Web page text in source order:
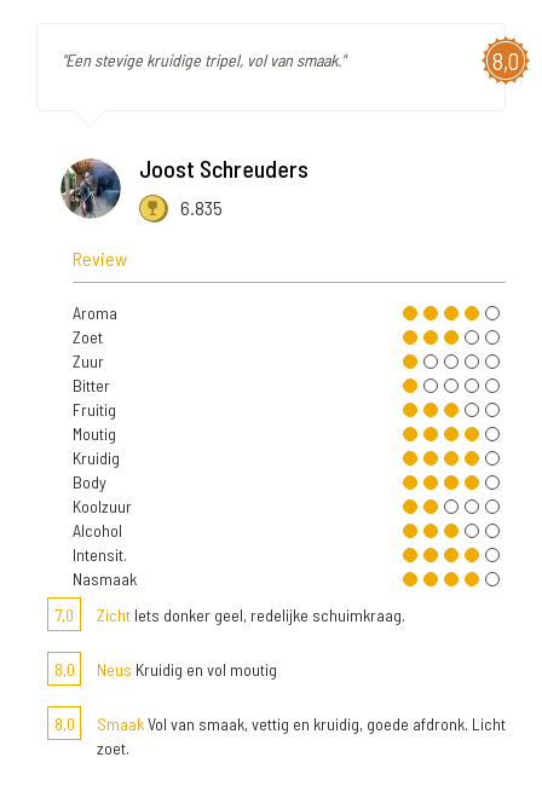
8,0
"Een stevige kruidige tripel, vol van smaak."
Joost Schreuders
6.835
Review
Aroma
Zoet
Zuur
Bitter
Fruitig
Moutig
Kruidig
Body
Koolzuur
Alcohol
Intensit.
Nasmaak
7,0
Zicht Iets donker geel, redelijke schuimkraag.
8,0 Neus Kruidig en vol moutig
8,0 SmaakVol van smaak, vettig en kruidig, goede afdronk. Licht
zoet.